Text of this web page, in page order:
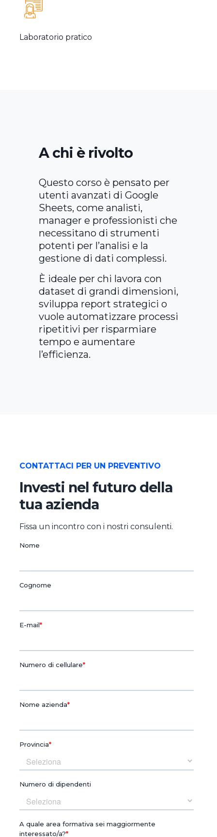
Laboratorio pratico
A chi è rivolto
Questo corso è pensato per
utenti avanzati di Google
Sheets, come analisti,
manager e professionisti che
necessitano di strumenti
potenti per l’analisi e la
gestione di dati complessi.
È ideale per chi lavora con
dataset di grandi dimensioni,
sviluppa report strategici o
vuole automatizzare processi
ripetitivi per risparmiare
tempo e aumentare
l’efficienza.
CONTATTACI PER UN PREVENTIVO
Investi nel futuro della
tua azienda
Fissa un incontro con i nostri consulenti.